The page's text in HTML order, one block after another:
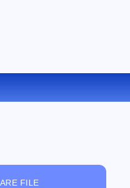
IN LIT ONLINE
FILE